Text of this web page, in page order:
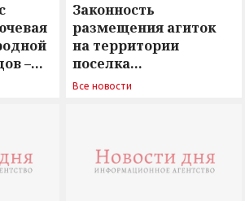
–
Законность
размещения агиток
на территории
поселка
Новосергиевка
Все новости